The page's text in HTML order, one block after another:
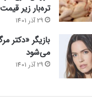
تره‌بار زیر
29 آذر 1401
بازیگر «دکتر
می‌شود
29 آذر 1401